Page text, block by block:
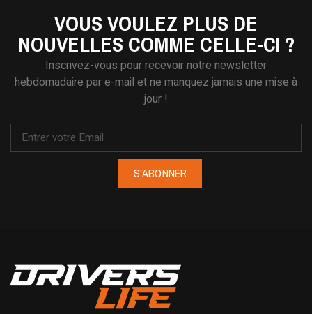
VOUS VOULEZ PLUS DE
NOUVELLES COMME CELLE-CI ?
Inscrivez-vous pour recevoir notre newsletter
hebdomadaire par e-mail et ne manquez jamais une mise à
jour !
S'ABONNER